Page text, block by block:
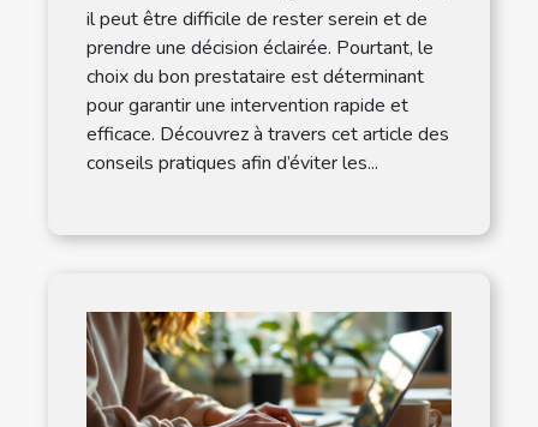
il peut être difficile de rester serein et de
prendre une décision éclairée. Pourtant, le
choix du bon prestataire est déterminant
pour garantir une intervention rapide et
efficace. Découvrez à travers cet article des
conseils pratiques afin d’éviter les...